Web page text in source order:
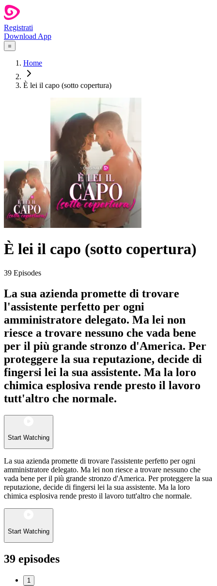
Registrati
Download App
Home
È lei il capo (sotto copertura)
È lei il capo (sotto copertura)
39 Episodes
La sua azienda promette di trovare
l'assistente perfetto per ogni
amministratore delegato. Ma lei non
riesce a trovare nessuno che vada bene
per il più grande stronzo d'America. Per
proteggere la sua reputazione, decide di
fingersi lei la sua assistente. Ma la loro
chimica esplosiva rende presto il lavoro
tutt'altro che normale.
Start Watching
La sua azienda promette di trovare l'assistente perfetto per ogni
amministratore delegato. Ma lei non riesce a trovare nessuno che
vada bene per il più grande stronzo d'America. Per proteggere la sua
reputazione, decide di fingersi lei la sua assistente. Ma la loro
chimica esplosiva rende presto il lavoro tutt'altro che normale.
Start Watching
39 episodes
1